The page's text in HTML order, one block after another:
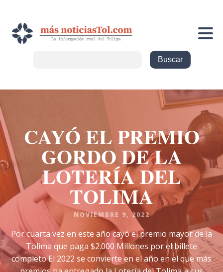
CAYÓ EL PREMIO
GORDO DE LA
LOTERÍA DEL
TOLIMA
NOVIEMBRE 9, 2022
Por cuarta vez en este año cayó el premio mayor de la
Tolima que paga $2.000 Millones por el billete
completo El 2022 se convierte en el año en el que más